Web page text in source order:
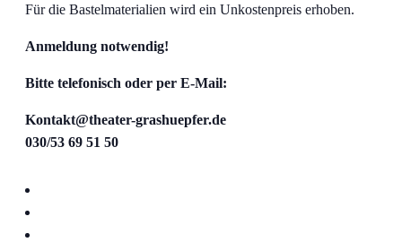
Für die Bastelmaterialien wird ein Unkostenpreis erhoben.
Anmeldung notwendig!
Bitte telefonisch oder per E-Mail:
Kontakt@theater-grashuepfer.de
030/53 69 51 50